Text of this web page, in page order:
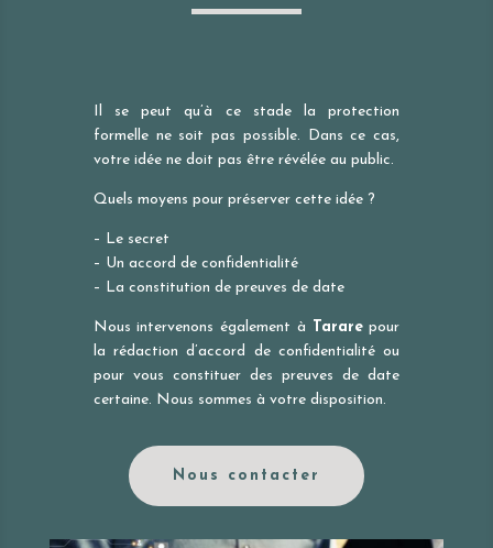
Il se peut qu’à ce stade la protection
formelle ne soit pas possible. Dans ce cas,
votre idée ne doit pas être révélée au public.
Quels moyens pour préserver cette idée ?
– Le secret
– Un accord de confidentialité
– La constitution de preuves de date
Nous intervenons également à Tararepour
la rédaction d’accord de confidentialité ou
pour vous constituer des preuves de date
certaine. Nous sommes à votre disposition.
Nous contacter